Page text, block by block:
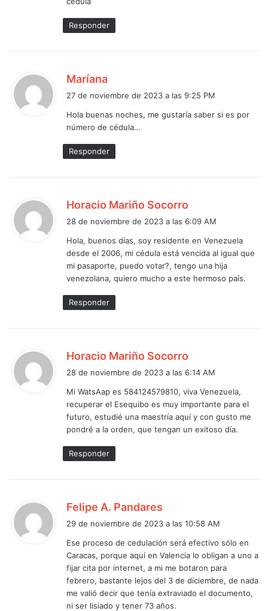
Responder
Maríana
e
:
27 de noviembre de 2023 a las 9:25 PM
Hola buenas noches, me gustaría saber si es por
número de cédula…
Responder
Horacio Mariño Socorro
e
:
28 de noviembre de 2023 a las 6:09 AM
Hola, buenos días, soy residente en Venezuela
desde el 2006, mi cédula está vencida al igual que
mi pasaporte, puedo votar?, tengo una hija
venezolana, quiero mucho a este hermoso país.
Responder
Horacio Mariño Socorro
e
:
28 de noviembre de 2023 a las 6:14 AM
Mi WatsAap es 584124579810, viva Venezuela,
recuperar el Esequibo es muy importante para el
futuro, estudié una maestría aquí y con gusto me
pondré a la orden, que tengan un exitoso día.
Responder
Felipe A. Pandares
e
:
29 de noviembre de 2023 a las 10:58 AM
Ese proceso de cedulación será efectivo sólo en
Caracas, porque aquí en Valencia lo obligan a uno a
fijar cita por internet, a mi me botaron para
febrero, bastante lejos del 3 de diciembre, de nada
me valió decir que tenía extraviado el documento,
ni ser lisiado y tener 73 años.